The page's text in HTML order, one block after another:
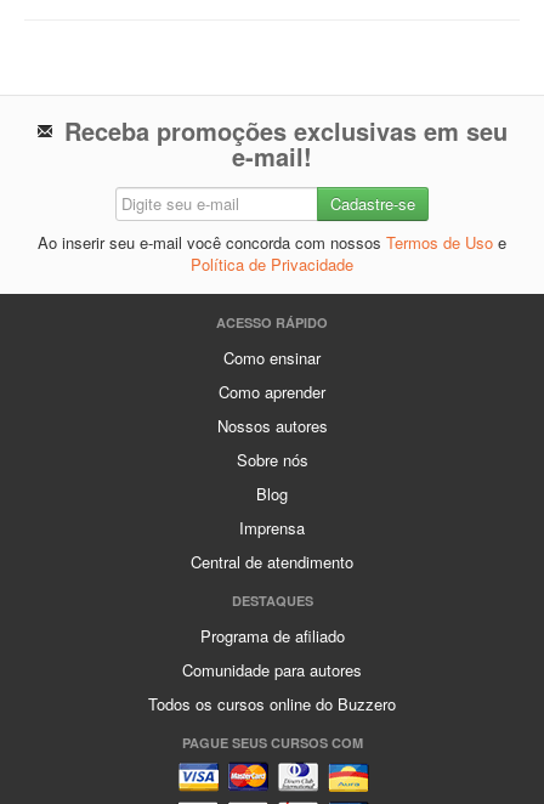
Receba promoções exclusivas em seu
e-mail!
Ao inserir seu e-mail você concorda com nossos Termos de Uso e
Política de Privacidade
ACESSO RÁPIDO
Como ensinar
Como aprender
Nossos autores
Sobre nós
Blog
Imprensa
Central de atendimento
DESTAQUES
Programa de afiliado
Comunidade para autores
Todos os cursos online do Buzzero
PAGUE SEUS CURSOS COM